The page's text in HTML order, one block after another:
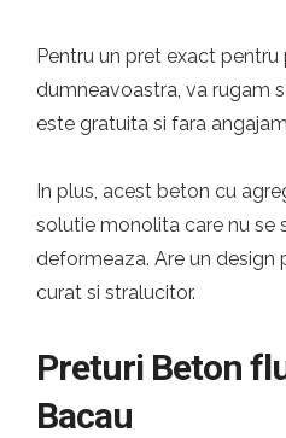
Pentru un pret exact
dumneavoastra, va rugam
este gratuita si fara
In plus, acest beton cu
solutie monolita care nu se
deformeaza. Are un design
curat si stralucitor.
Preturi Beton
Bacau